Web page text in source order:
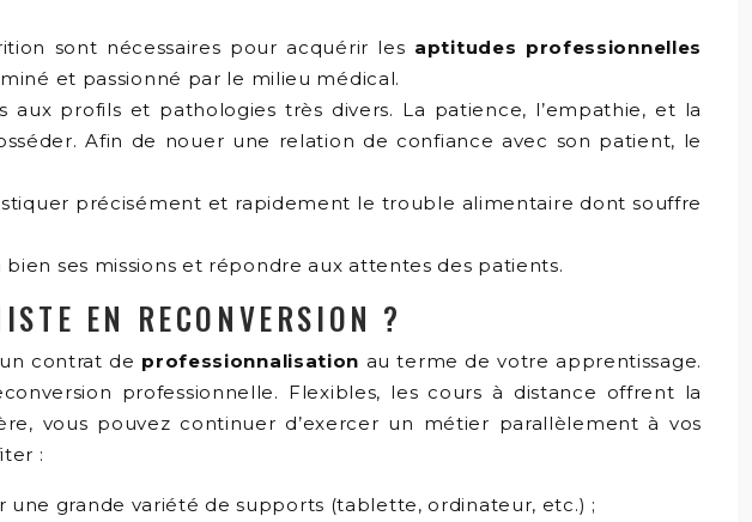
sont nécessaires pour acquérir les aptitudes professionnelles
et passionné par le milieu médical.
profils et pathologies très divers. La patience, l’empathie, et la
Afin de nouer une relation de confiance avec son patient, le
précisément et rapidement le trouble alimentaire dont souffre
ses missions et répondre aux attentes des patients.
EN RECONVERSION ?
contrat de professionnalisation au terme de votre apprentissage.
professionnelle. Flexibles, les cours à distance offrent la
vous pouvez continuer d’exercer un métier parallèlement à vos
:
grande variété de supports (tablette, ordinateur, etc.) ;